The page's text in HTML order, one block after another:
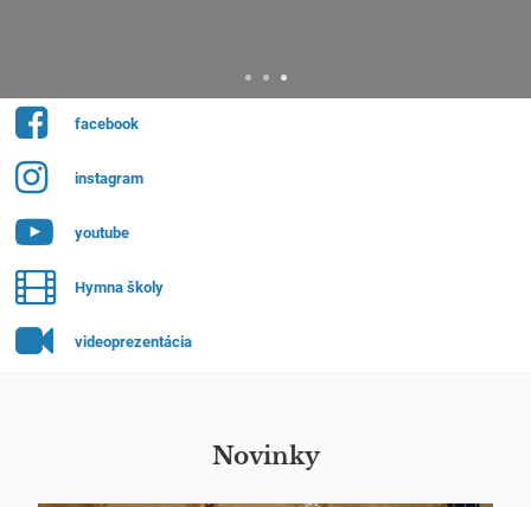
facebook
instagram
youtube
Hymna školy
videoprezentácia
Novinky